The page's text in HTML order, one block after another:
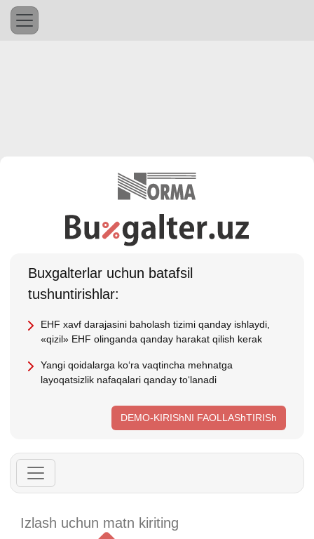
Buхgalterlar uchun batafsil
tushuntirishlar:
EHF хavf darajasini baholash tizimi qanday ishlaydi,
«qizil» EHF olinganda qanday harakat qilish kerak
Yangi qoidalarga koʻra vaqtincha mehnatga
layoqatsizlik nafaqalari qanday toʻlanadi
DEMO-KIRIShNI FAOLLAShTIRISh